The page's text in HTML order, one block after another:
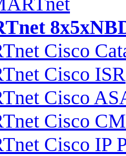
Cisco
Cisco ISR
Cisco
Cisco
Cisco IP